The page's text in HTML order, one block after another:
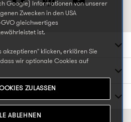
Google) Informationen von unserer
Zwecken in den USA
gleichwertiges
ist.
akzeptieren" klicken, erklären Sie
wir optionale Cookies auf
können, einschließlich Cookies, die
Ihre Daten in den USA
können, und Ihre persönlichen
Zwecke verarbeiten. Sie
der Fußzeile unserer Website
ZULASSEN
ABLEHNEN